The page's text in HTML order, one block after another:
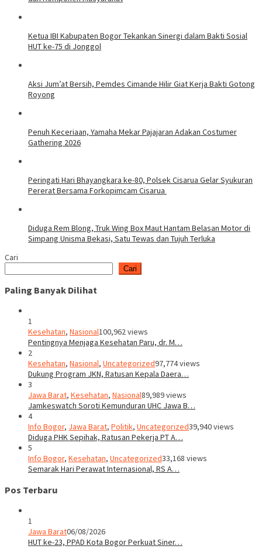
Ketua IBI Kabupaten Bogor Tekankan Sinergi dalam Bakti Sosial
HUT ke-75 di Jonggol
Aksi Jum’at Bersih, Pemdes Cimande Hilir Giat Kerja Bakti Gotong
Royong
Penuh Keceriaan, Yamaha Mekar Pajajaran Adakan Costumer
Gathering 2026
Peringati Hari Bhayangkara ke-80, Polsek Cisarua Gelar Syukuran
Pererat Bersama Forkopimcam Cisarua
Diduga Rem Blong, Truk Wing Box Maut Hantam Belasan Motor di
Simpang Unisma Bekasi, Satu Tewas dan Tujuh Terluka
Cari
Cari
Paling Banyak Dilihat
1
Kesehatan, Nasional100,962 views
Pentingnya Menjaga Kesehatan Paru, dr. M…
2
Kesehatan, Nasional, Uncategorized97,774 views
Dukung Program JKN, Ratusan Kepala Daera…
3
Jawa Barat, Kesehatan, Nasional89,989 views
Jamkeswatch Soroti Kemunduran UHC Jawa B…
4
Info Bogor, Jawa Barat, Politik, Uncategorized39,940 views
Diduga PHK Sepihak, Ratusan Pekerja PT A…
5
Info Bogor, Kesehatan, Uncategorized33,168 views
Semarak Hari Perawat Internasional, RS A…
Pos Terbaru
1
Jawa Barat06/08/2026
HUT ke-23, PPAD Kota Bogor Perkuat Siner…